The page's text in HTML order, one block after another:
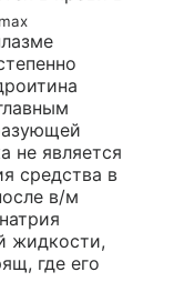
max
не является
средства в
в/м
жидкости,
где его